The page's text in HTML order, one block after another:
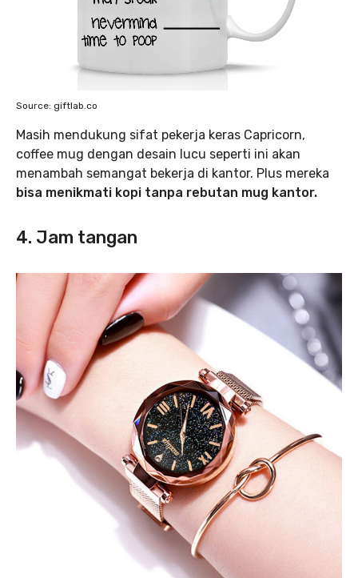
Source: giftlab.co
Masih mendukung sifat pekerja keras Capricorn,
coffee mug dengan desain lucu seperti ini akan
menambah semangat bekerja di kantor. Plus mereka
bisa menikmati kopi tanpa rebutan mug kantor.
4. Jam tangan